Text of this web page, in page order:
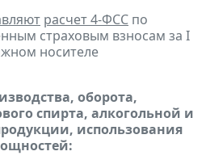
расчет 4-ФСС по
страховым взносам за I
носителе
оборота,
спирта, алкогольной и
использования